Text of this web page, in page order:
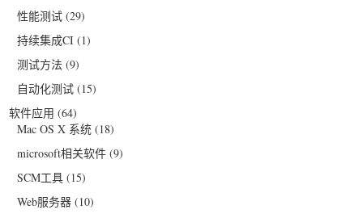
性能测试 (29)
持续集成CI (1)
测试方法 (9)
自动化测试 (15)
软件应用 (64)
Mac OS X 系统 (18)
microsoft相关软件 (9)
SCM工具 (15)
Web服务器 (10)